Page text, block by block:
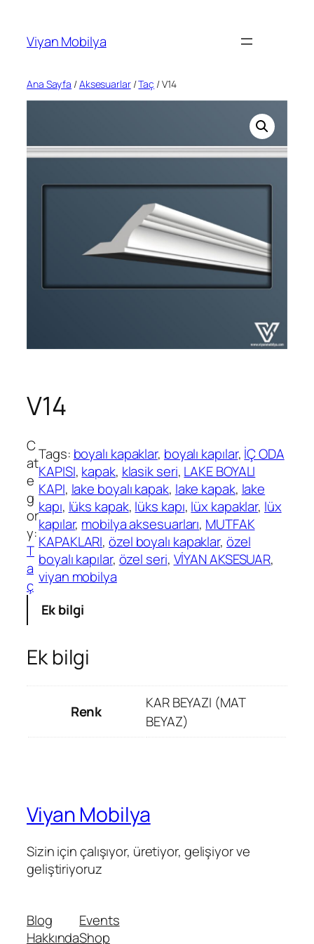
Viyan Mobilya
Ana Sayfa /Aksesuarlar/Taç / V14
V14
C
at
e
g
or
y:
T
a
ç
Tags: boyalı kapaklar, boyalı kapılar, İÇ ODA
KAPISI, kapak, klasik seri, LAKE BOYALI
KAPI, lake boyalı kapak, lake kapak, lake
kapı, lüks kapak, lüks kapı, lüx kapaklar, lüx
kapılar, mobilya aksesuarları, MUTFAK
KAPAKLARI, özel boyalı kapaklar, özel
boyalı kapılar, özel seri, VİYAN AKSESUAR
viyan mobilya
Ek bilgi
Ek bilgi
Renk
KAR BEYAZI (MAT
BEYAZ)
Viyan Mobilya
Sizin için çalışıyor, üretiyor, gelişiyor ve
geliştiriyoruz
Blog
Hakkında
Events
Shop